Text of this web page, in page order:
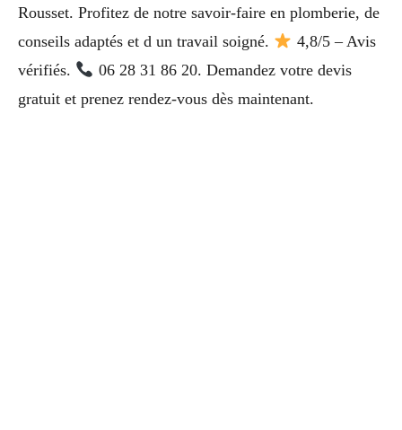
Rousset. Profitez de notre savoir-faire en plomberie, de
conseils adaptés et d un travail soigné.
4,8/5 – Avis
vérifiés.
06 28 31 86 20. Demandez votre devis
gratuit et prenez rendez-vous dès maintenant.